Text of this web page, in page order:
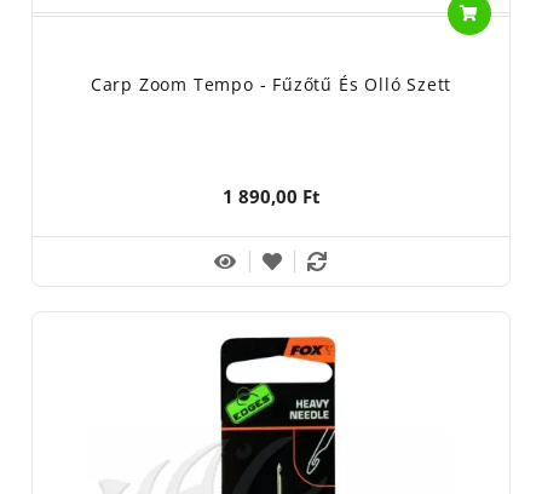
Carp Zoom Tempo - Fűzőtű És Olló Szett
1 890,00 Ft